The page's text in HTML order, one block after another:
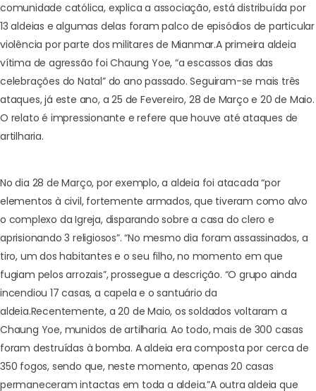
comunidade católica, explica a associação, está distribuída por
13 aldeias e algumas delas foram palco de episódios de particular
violência por parte dos militares de Mianmar.A primeira aldeia
vítima de agressão foi Chaung Yoe, “a escassos dias das
celebrações do Natal” do ano passado. Seguiram-se mais três
ataques, já este ano, a 25 de Fevereiro, 28 de Março e 20 de Maio.
O relato é impressionante e refere que houve até ataques de
artilharia.
No dia 28 de Março, por exemplo, a aldeia foi atacada “por
elementos à civil, fortemente armados, que tiveram como alvo
o complexo da Igreja, disparando sobre a casa do clero e
aprisionando 3 religiosos”. “No mesmo dia foram assassinados, a
tiro, um dos habitantes e o seu filho, no momento em que
fugiam pelos arrozais”, prossegue a descrição. “O grupo ainda
incendiou 17 casas, a capela e o santuário da
aldeia.Recentemente, a 20 de Maio, os soldados voltaram a
Chaung Yoe, munidos de artilharia. Ao todo, mais de 300 casas
foram destruídas à bomba. A aldeia era composta por cerca de
350 fogos, sendo que, neste momento, apenas 20 casas
permaneceram intactas em toda a aldeia.”A outra aldeia que